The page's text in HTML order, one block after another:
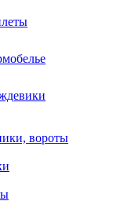
вороты